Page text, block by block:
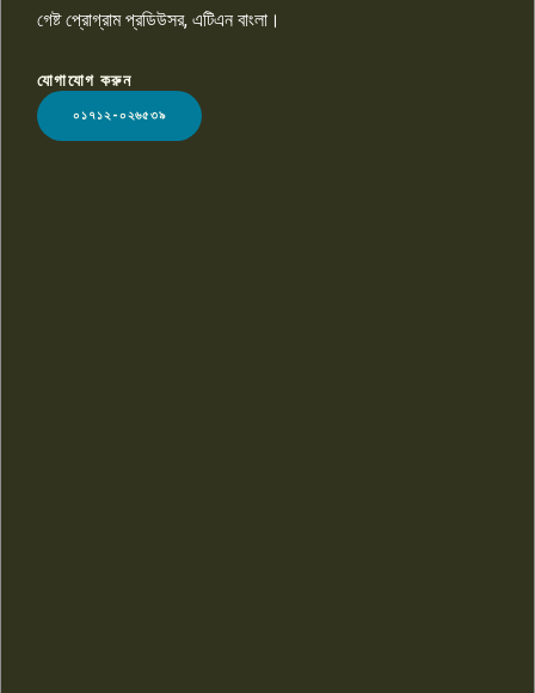
LOGO
গেষ্ট প্রোগ্রাম প্রডিউসর, এটিএন বাংলা।
যোগাযোগ করুন
০১৭১২-০২৬৫৩৯